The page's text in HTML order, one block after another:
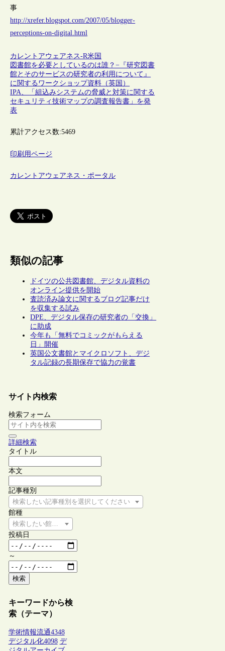
事
http://xrefer.blogspot.com/2007/05/blogger-
perceptions-on-digital.html
カレントアウェアネス-R米国
図書館を必要としているのは誰？−『研究図書
館とそのサービスの研究者の利用について』
に関するワークショップ資料（英国）
IPA、「組込みシステムの脅威と対策に関する
セキュリティ技術マップの調査報告書」を発
表
累計アクセス数:5469
印刷用ページ
カレントアウェアネス・ポータル
類似の記事
ドイツの公共図書館、デジタル資料の
オンライン提供を開始
査読済み論文に関するブログ記事だけ
を収集する試み
DPE、デジタル保存の研究者の「交換」
に助成
今年も「無料でコミックがもらえる
日」開催
英国公文書館とマイクロソフト、デジ
タル記録の長期保存で協力の覚書
サイト内検索
検索フォーム
詳細検索
タイトル
本文
記事種別
検索したい記事種別を選択してください
館種
検索したい館種を選択してください
投稿日
～
検索
キーワードから検
索（テーマ）
学術情報流通4348
デジタル化4098 デ